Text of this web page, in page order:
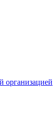
организацией